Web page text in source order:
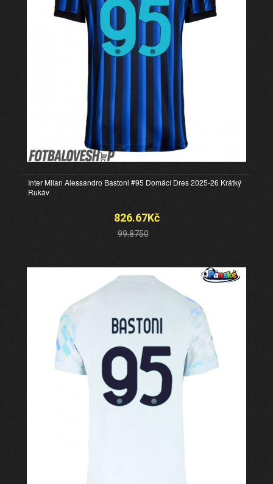
Inter Milan Alessandro Bastoni #95 Domácí Dres 2025-26 Krátký
Rukáv
826.67Kč
99.8750